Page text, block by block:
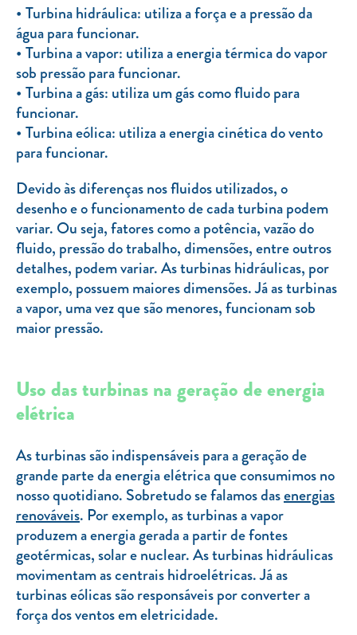
Turbina hidráulica: utiliza a força e a pressão da
água para funcionar.
Turbina a vapor: utiliza a energia térmica do vapor
sob pressão para funcionar.
Turbina a gás: utiliza um gás como fluido para
funcionar.
Turbina eólica: utiliza a energia cinética do vento
para funcionar.
Devido às diferenças nos fluidos utilizados, o
desenho e o funcionamento de cada turbina podem
variar. Ou seja, fatores como a potência, vazão do
fluido, pressão do trabalho, dimensões, entre outros
detalhes, podem variar. As turbinas hidráulicas, por
exemplo, possuem maiores dimensões. Já as turbinas
a vapor, uma vez que são menores, funcionam sob
maior pressão.
Uso das turbinas na geração de energia
elétrica
As turbinas são indispensáveis para a geração de
grande parte da energia elétrica que consumimos no
nosso quotidiano. Sobretudo se falamos dasenergias
renováveis. Por exemplo, as turbinas a vapor
produzem a energia gerada a partir de fontes
geotérmicas, solar e nuclear. As turbinas hidráulicas
movimentam as centrais hidroelétricas. Já as
turbinas eólicas são responsáveis por converter a
força dos ventos em eletricidade.